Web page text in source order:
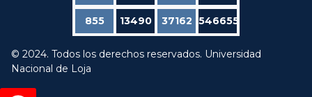
855 13490 37162 546655
© 2024. Todos los derechos reservados. Universidad
Nacional de Loja